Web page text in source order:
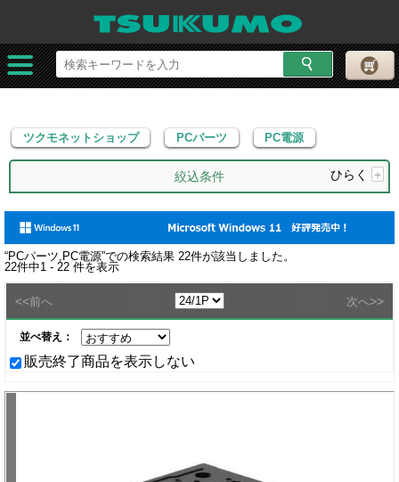
ツクモネットショップ PCパーツ
ツクモネットショップ PCパーツ PC電源
絞込条件 ひらく +
“PCパーツ,PC電源”での検索結果 22件が該当しました。
22件中1 - 22 件を表示
<<前へ 次へ>>
並べ替え：
販売終了商品を表示しない